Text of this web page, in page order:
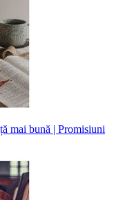
mai bună | Promisiuni